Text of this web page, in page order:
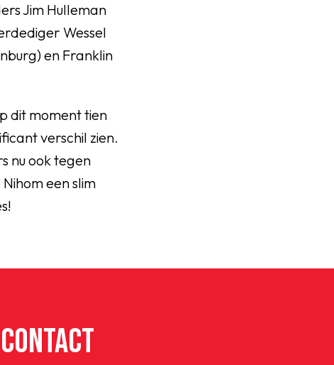
Jim Hulleman
Wessel
en Franklin
dit moment tien
verschil zien.
nu ook tegen
een slim
CONTACT